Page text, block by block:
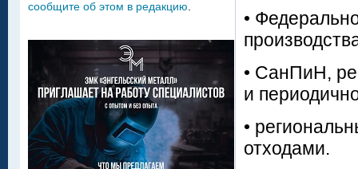
•
• СанПиН,
и
•
отходами.
сообщите об этом в редакцию